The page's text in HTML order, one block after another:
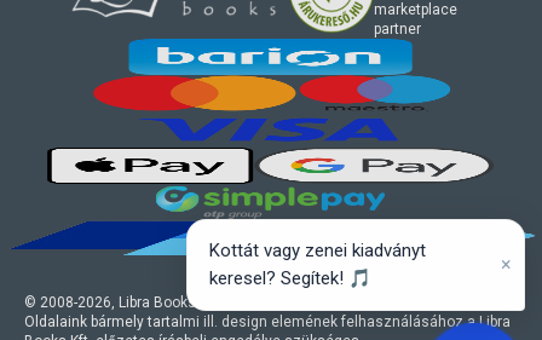
© 2008-2026, Libra Books Kft. Minden jog fenntartva.
Oldalaink bármely tartalmi ill. design elemének felhasználásához a Libra
marketplace
partner
Kottát vagy zenei kiadványt
keresel? Segítek! 🎵
×